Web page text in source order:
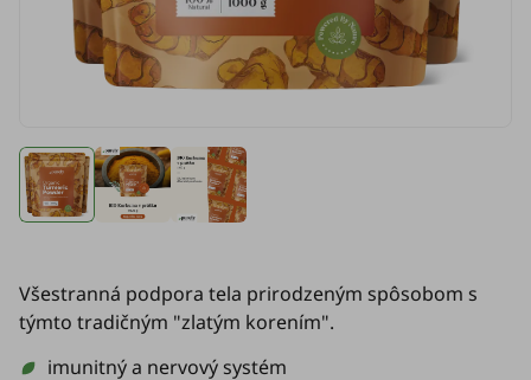
Všestranná podpora tela prirodzeným spôsobom s
týmto tradičným "zlatým korením".
imunitný a nervový systém